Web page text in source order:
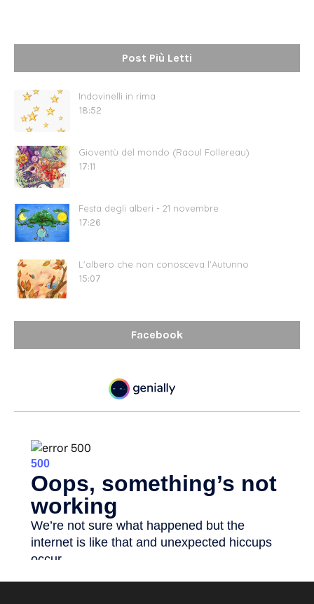
Post Più Letti
Indovinelli in rima
18:52
Gioventù del mondo (Raoul Follereau)
17:11
Festa degli alberi - 21 novembre
17:26
L'albero che non conosceva l'Autunno
15:07
Facebook